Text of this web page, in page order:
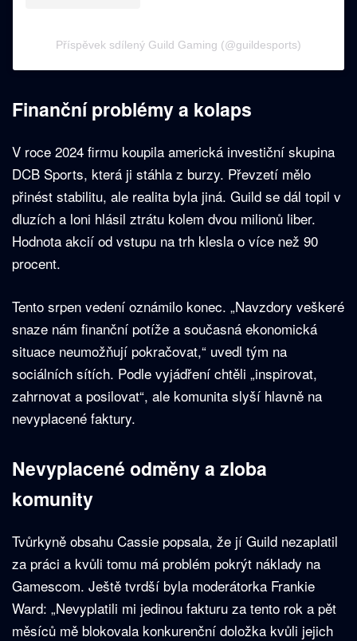
Příspěvek sdílený Guild Gaming (@guildesports)
Finanční problémy a kolaps
V roce 2024 firmu koupila americká investiční skupina
DCB Sports, která ji stáhla z burzy. Převzetí mělo
přinést stabilitu, ale realita byla jiná. Guild se dál topil v
dluzích a loni hlásil ztrátu kolem dvou milionů liber.
Hodnota akcií od vstupu na trh klesla o více než 90
procent.
Tento srpen vedení oznámilo konec. „Navzdory veškeré
snaze nám finanční potíže a současná ekonomická
situace neumožňují pokračovat,“ uvedl tým na
sociálních sítích. Podle vyjádření chtěli „inspirovat,
zahrnovat a posilovat“, ale komunita slyší hlavně na
nevyplacené faktury.
Nevyplacené odměny a zloba
komunity
Tvůrkyně obsahu Cassie popsala, že jí Guild nezaplatil
za práci a kvůli tomu má problém pokrýt náklady na
Gamescom. Ještě tvrdší byla moderátorka Frankie
Ward: „Nevyplatili mi jedinou fakturu za tento rok a pět
měsíců mě blokovala konkurenční doložka kvůli jejich